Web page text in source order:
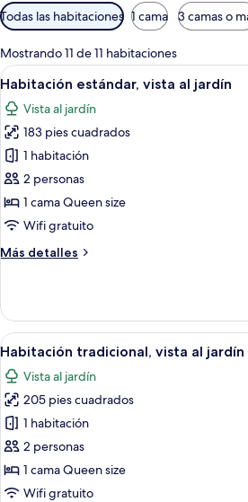
Filtros
disponibles
para
las
habitaciones
Todas las habitaciones 1 cama 3 camas o
Mostrando 11 de 11 habitaciones
Abrir
todas
las
fotos
de
Habitación
estándar,
vista
jardín
Un
4
Habitación estándar, vista al jardín
Vista al jardín
183 pies cuadrados
1 habitación
2 personas
1 cama Queen size
Wifi gratuito
Más detalles
Más
estándar,
vista
al
jardín
Abrir
todas
las
fotos
de
Habitación
tradicional,
vista
Un
2
Habitación tradicional, vista al jardín
Vista al jardín
205 pies cuadrados
1 habitación
2 personas
1 cama Queen size
Wifi gratuito